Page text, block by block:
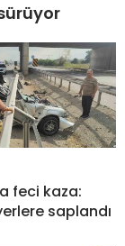
feci kaza:
saplandı